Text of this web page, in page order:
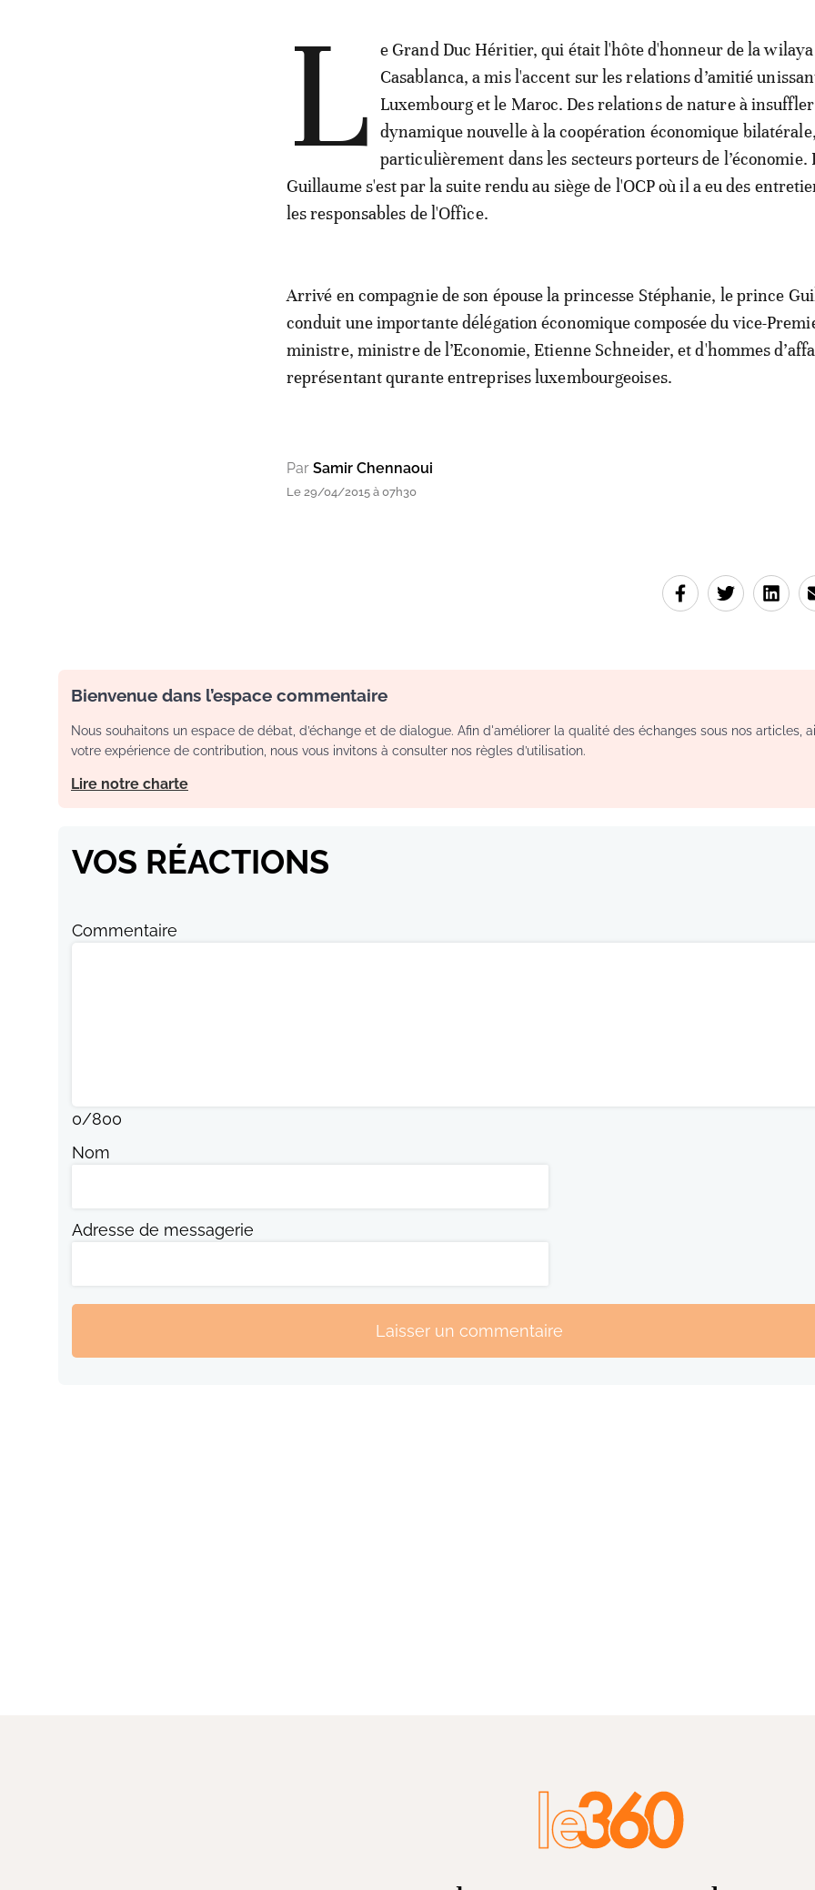
L
e Grand Duc Héritier, qui était l'hôte d'honneur de la wilaya
Casablanca, a mis l'accent sur les relations d’amitié
Luxembourg et le Maroc. Des relations de nature à
dynamique nouvelle à la coopération économique bilatérale,
particulièrement dans les secteurs porteurs de l’économie.
Guillaume s'est par la suite rendu au siège de l'OCP où il a eu des
les responsables de l'Office.
Arrivé en compagnie de son épouse la princesse Stéphanie, le prince
conduit une importante délégation économique composée du vice-
ministre, ministre de l’Economie, Etienne Schneider, et d'hommes
représentant qurante entreprises luxembourgeoises.
Par Samir Chennaoui
Le 29/04/2015 à 07h30
Bienvenue dans l’espace commentaire
Nous souhaitons un espace de débat, d’échange et de dialogue. Afin d'améliorer la qualité des échanges sous nos articles,
votre expérience de contribution, nous vous invitons à consulter nos règles d’utilisation.
Lire notre charte
VOS RÉACTIONS
Commentaire
0/800
Nom
Adresse de messagerie
Laisser un commentaire